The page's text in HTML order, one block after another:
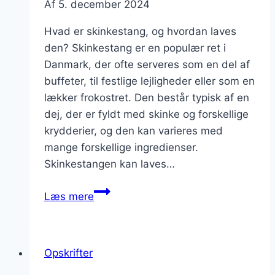
Af 5. december 2024
Hvad er skinkestang, og hvordan laves
den? Skinkestang er en populær ret i
Danmark, der ofte serveres som en del af
buffeter, til festlige lejligheder eller som en
lækker frokostret. Den består typisk af en
dej, der er fyldt med skinke og forskellige
krydderier, og den kan varieres med
mange forskellige ingredienser.
Skinkestangen kan laves…
Læs mereSkinkestang
Opskrifter